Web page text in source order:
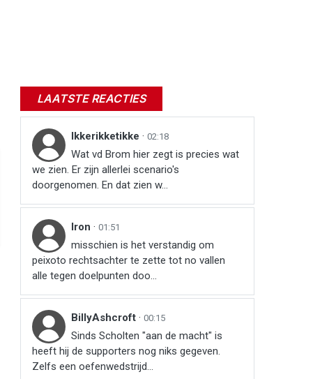
LAATSTE REACTIES
Ikkerikketikke · 02:18
Wat vd Brom hier zegt is precies wat
we zien. Er zijn allerlei scenario's
doorgenomen. En dat zien w...
Iron · 01:51
misschien is het verstandig om
peixoto rechtsachter te zette tot no vallen
alle tegen doelpunten doo...
BillyAshcroft · 00:15
Sinds Scholten "aan de macht" is
heeft hij de supporters nog niks gegeven.
Zelfs een oefenwedstrijd...